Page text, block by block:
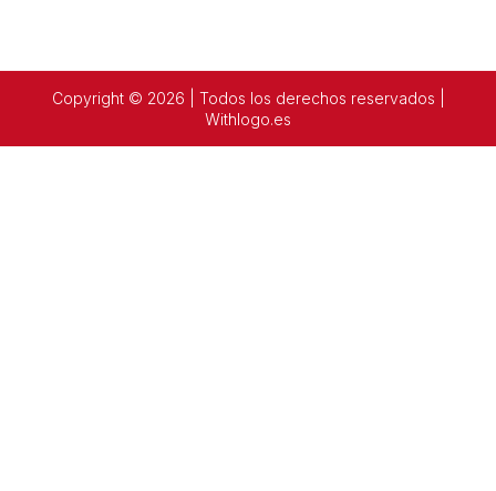
Copyright © 2026 | Todos los derechos reservados |
Withlogo.es